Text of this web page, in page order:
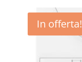
In offerta!